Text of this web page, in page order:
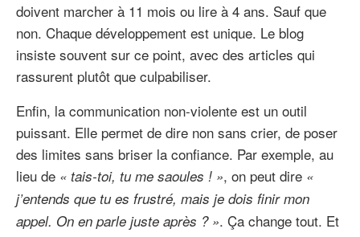
doivent marcher à 11 mois ou lire à 4 ans. Sauf que
non. Chaque développement est unique. Le blog
insiste souvent sur ce point, avec des articles qui
rassurent plutôt que culpabiliser.
Enfin, la communication non-violente est un outil
puissant. Elle permet de dire non sans crier, de poser
des limites sans briser la confiance. Par exemple, au
lieu de « tais-toi, tu me saoules ! », on peut dire «
j’entends que tu es frustré, mais je dois finir mon
appel. On en parle juste après ? ». Ça change tout. Et